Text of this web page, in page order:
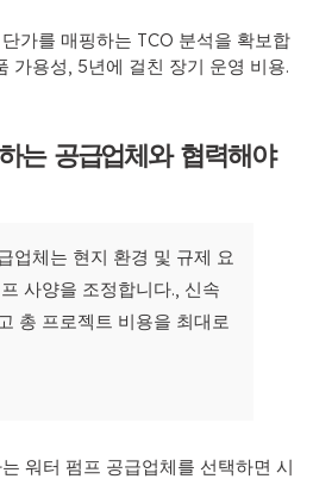
단가를 매핑하는 TCO 분석을 확보합
가용성, 5년에 걸친 장기 운영 비용.
는 공급업체와 협력해야
업체는 현지 환경 및 규제 요
사양을 조정합니다., 신속
총 프로젝트 비용을 최대로
워터 펌프 공급업체를 선택하면 시